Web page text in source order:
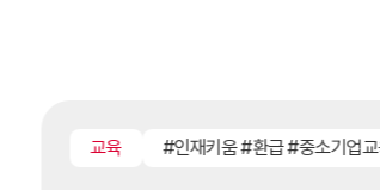
교육 #인재키움 #환급 #중소기업교육